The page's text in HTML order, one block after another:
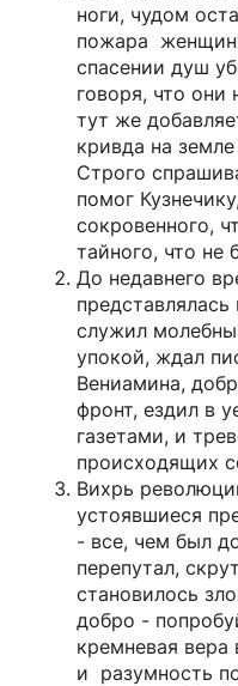
ноги, чудом
пожара
спасении душ
говоря, что они
тут же
кривда на
Строго
помог
сокровенного,
тайного, что не
До недавнего
служил
упокой, ждал
Вениамина,
фронт, ездил в
газетами, и
происходящих
Вихрь
устоявшиеся
- все, чем был
перепутал,
становилось
добро -
кремневая вера
и разумность